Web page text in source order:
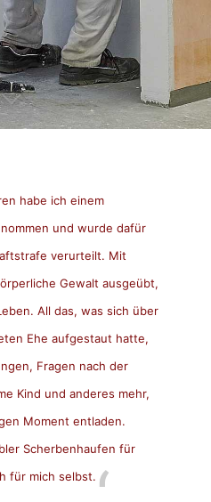
habe ich einem
und wurde dafür
verurteilt. Mit
Gewalt ausgeübt,
All das, was sich über
Ehe aufgestaut hatte,
Fragen nach der
Kind und anderes mehr,
Moment entladen.
Scherbenhaufen für
für mich selbst.